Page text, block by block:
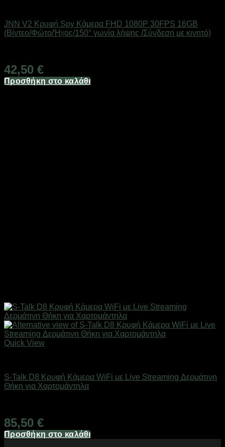
JNN V2 Κρυφή Spy Κάμερα FHD 1080P 30FPS 16GB
(Βίντεο/Φώτο/Ήχος/150° γωνία λήψης /Σύνδεση με κινητό)
42,50 €
Προσθήκη στο καλάθι
Quick View
S-Talk D8 Κρυφή Κάμερα WiFi με Live Streaming Δερμάτινη
Θήκη για Χαρτομάντηλα
85,50 €
Προσθήκη στο καλάθι